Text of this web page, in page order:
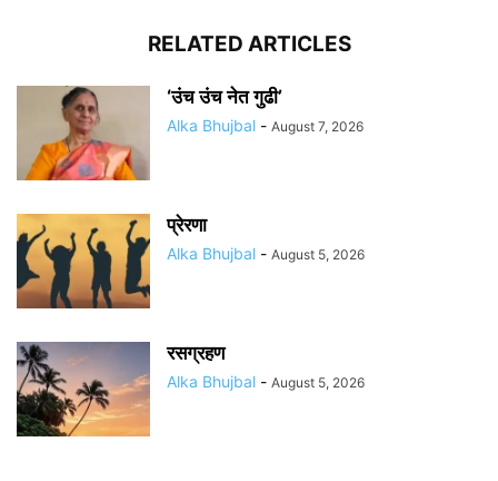
RELATED ARTICLES
‘उंच उंच नेत गुढी’
Alka Bhujbal - August 7, 2026
प्रेरणा
Alka Bhujbal - August 5, 2026
रसग्रहण
Alka Bhujbal - August 5, 2026